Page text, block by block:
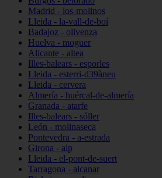
Madrid - los-molinos
Lleida - la-vall-de-boí
Badajoz - olivenza
Huelva - moguer
Alicante - altea
Illes-balears - esporles
Lleida - esterri-d39àneu
Lleida - cervera
Almería - huércal-de-almería
Granada - atarfe
Illes-balears - sóller
León - molinaseca
Pontevedra - a-estrada
Girona - alp
Lleida - el-pont-de-suert
Tarragona - alcanar